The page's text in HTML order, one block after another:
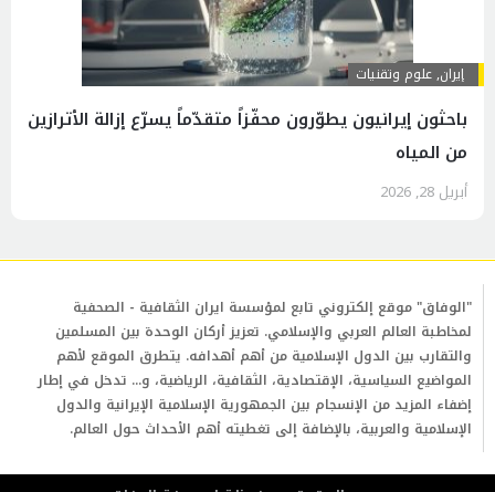
إيران,علوم وتقنيات
باحثون إيرانيون يطوّرون محفّزاً متقدّماً يسرّع إزالة الأترازين
من المياه
أبريل 28, 2026
"الوفاق" موقع إلكتروني تابع لمؤسسة ايران الثقافية - الصحفية
لمخاطبة العالم العربي والإسلامي. تعزيز أركان الوحدة بين المسلمين
والتقارب بين الدول الإسلامية من أهم أهدافه. يتطرق الموقع لأهم
المواضيع السياسية، الإقتصادية، الثقافية، الرياضية، و... تدخل في إطار
إضفاء المزيد من الإنسجام بين الجمهورية الإسلامية الإيرانية والدول
الإسلامية والعربية، بالإضافة إلى تغطيته أهم الأحداث حول العالم.